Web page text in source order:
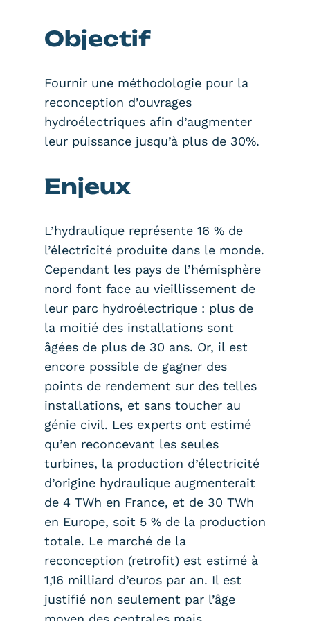
Objectif
Fournir une méthodologie pour la
reconception d’ouvrages
hydroélectriques afin d’augmenter
leur puissance jusqu’à plus de 30%.
Enjeux
L’hydraulique représente 16 % de
l’électricité produite dans le monde.
Cependant les pays de l’hémisphère
nord font face au vieillissement de
leur parc hydroélectrique : plus de
la moitié des installations sont
âgées de plus de 30 ans. Or, il est
encore possible de gagner des
points de rendement sur des telles
installations, et sans toucher au
génie civil. Les experts ont estimé
qu’en reconcevant les seules
turbines, la production d’électricité
d’origine hydraulique augmenterait
de 4 TWh en France, et de 30 TWh
en Europe, soit 5 % de la production
totale. Le marché de la
reconception (retrofit) est estimé à
1,16 milliard d’euros par an. Il est
justifié non seulement par l’âge